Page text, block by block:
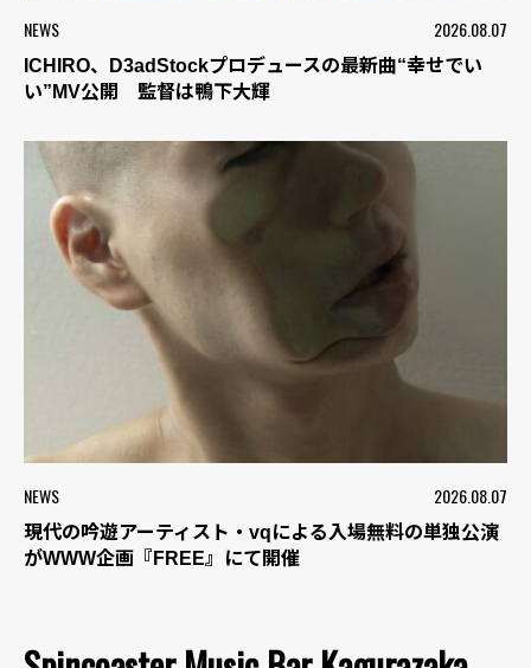
NEWS 2026.08.07
ICHIRO、D3adStockプロデュースの最新曲“幸せでい
い”MV公開 監督は鴨下大輝
NEWS 2026.08.07
現代の吟遊アーティスト・vqによる入場無料の単独公演
がWWW企画『FREE』にて開催